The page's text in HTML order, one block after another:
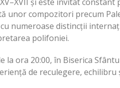
unor compozitori precum
numeroase distincții
polifoniei.
la ora 20:00, în Biserica
de reculegere, echilibru